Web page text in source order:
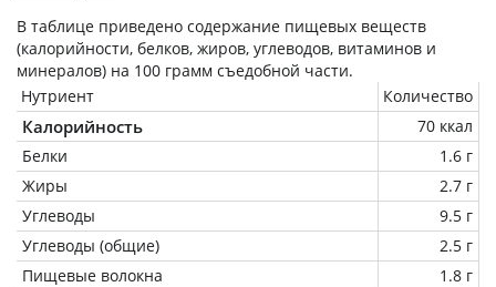
В таблице приведено содержание пищевых веществ
(калорийности, белков, жиров, углеводов, витаминов и
минералов) на 100 грамм съедобной части.
Нутриент
Количество
Калорийность
70 ккал
Белки
1.6 г
Жиры
2.7 г
Углеводы
9.5 г
Углеводы (общие)
2.5 г
Пищевые волокна
1.8 г